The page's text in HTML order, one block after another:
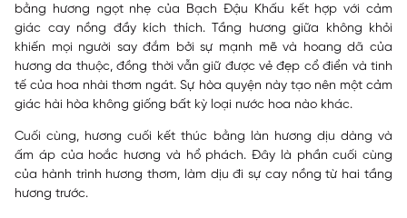
bằng hương ngọt nhẹ của Bạch Đậu Khấu kết hợp với cảm
giác cay nồng đầy kích thích. Tầng hương giữa không khỏi
khiến mọi người say đắm bởi sự mạnh mẽ và hoang dã của
hương da thuộc, đồng thời vẫn giữ được vẻ đẹp cổ điển và tinh
tế của hoa nhài thơm ngát. Sự hòa quyện này tạo nên một cảm
giác hài hòa không giống bất kỳ loại nước hoa nào khác.
Cuối cùng, hương cuối kết thúc bằng làn hương dịu dàng và
ấm áp của hoắc hương và hổ phách. Đây là phần cuối cùng
của hành trình hương thơm, làm dịu đi sự cay nồng từ hai tầng
hương trước.